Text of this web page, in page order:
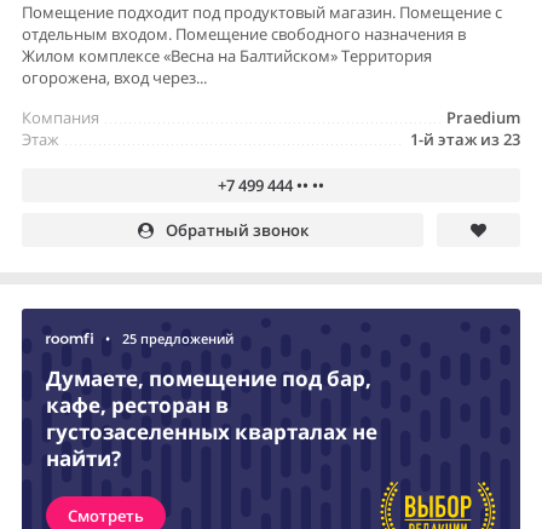
Помещение подходит под продуктовый магазин. Помещение с
отдельным входом. Помещение свободного назначения в
Жилом комплексе «Весна на Балтийском» Территория
огорожена, вход через...
Praedium
Компания
1-й этаж из 23
Этаж
+7 499 444 •• ••
Обратный звонок
• 25 предложений
Думаете, помещение под бар,
кафе, ресторан в
густозаселенных кварталах не
найти?
Смотреть